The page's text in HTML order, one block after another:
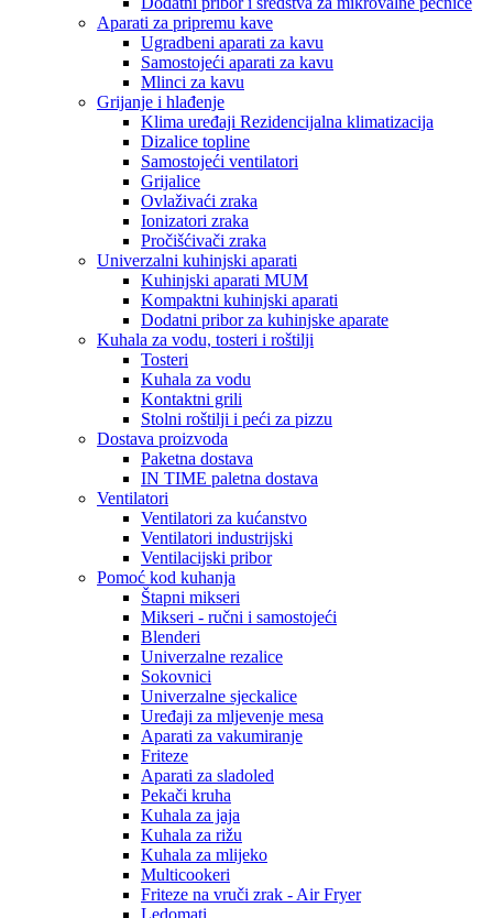
Aparati za pripremu kave
Ugradbeni aparati za kavu
Samostojeći aparati za kavu
Mlinci za kavu
Grijanje i hlađenje
Klima uređaji Rezidencijalna klimatizacija
Dizalice topline
Samostojeći ventilatori
Grijalice
Ovlaživaći zraka
Ionizatori zraka
Pročišćivači zraka
Univerzalni kuhinjski aparati
Kuhinjski aparati MUM
Kompaktni kuhinjski aparati
Dodatni pribor za kuhinjske aparate
Kuhala za vodu, tosteri i roštilji
Tosteri
Kuhala za vodu
Kontaktni grili
Stolni roštilji i peći za pizzu
Dostava proizvoda
Paketna dostava
IN TIME paletna dostava
Ventilatori
Ventilatori za kućanstvo
Ventilatori industrijski
Ventilacijski pribor
Pomoć kod kuhanja
Štapni mikseri
Mikseri - ručni i samostojeći
Blenderi
Univerzalne rezalice
Sokovnici
Univerzalne sjeckalice
Uređaji za mljevenje mesa
Aparati za vakumiranje
Friteze
Aparati za sladoled
Pekači kruha
Kuhala za jaja
Kuhala za rižu
Kuhala za mlijeko
Multicookeri
Friteze na vruči zrak - Air Fryer
Ledomati